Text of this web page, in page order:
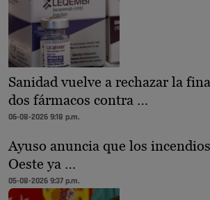
Sanidad vuelve a rechazar la
dos fármacos contra …
06-08-2026 9:18 p.m.
Ayuso anuncia que los
Oeste ya …
05-08-2026 9:37 p.m.